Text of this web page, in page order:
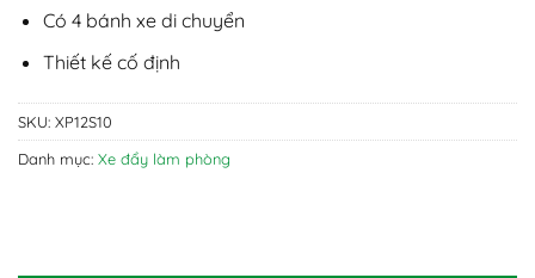
Có 4 bánh xe di chuyển
Thiết kế cố định
SKU: XP12S10
Danh mục: Xe đẩy làm phòng